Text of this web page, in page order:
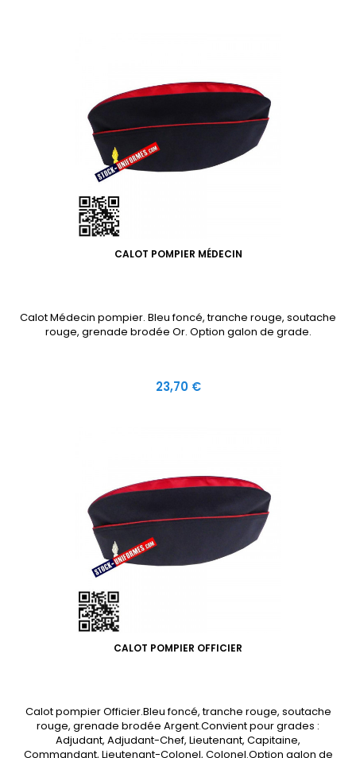
CALOT POMPIER MÉDECIN
Calot Médecin pompier. Bleu foncé, tranche rouge, soutache
rouge, grenade brodée Or. Option galon de grade.
Prix
23,70 €
CALOT POMPIER OFFICIER
Calot pompier Officier.Bleu foncé, tranche rouge, soutache
rouge, grenade brodée Argent.Convient pour grades :
Adjudant, Adjudant-Chef, Lieutenant, Capitaine,
Commandant, Lieutenant-Colonel, Colonel.Option galon de